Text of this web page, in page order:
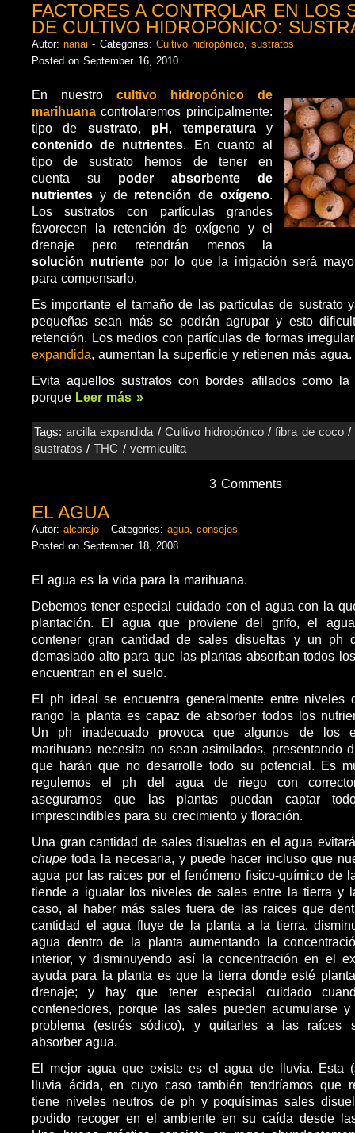
FACTORES A CONTROLAR EN LOS
DE CULTIVO HIDROPÓNICO:
Autor:nanai - Categories: Cultivo hidropónico,sustratos
Posted on September 16, 2010
En nuestro cultivo hidropónico de
marihuana controlaremos principalmente:
tipo de sustrato, pH, temperaturay
contenido de nutrientes. En cuanto al
tipo de sustrato hemos de tener en
cuenta su poder absorbente de
nutrientes y de retención de oxígeno.
Los sustratos con partículas grandes
favorecen la retención de oxígeno y el
drenaje pero retendrán menos la
solución nutrientepor lo que la irrigación será
para compensarlo.
Es importante el tamaño de las partículas de sustrato
pequeñas sean más se podrán agrupar y esto
retención. Los medios con partículas de formas
expandida, aumentan la superficie y retienen más agua.
Evita aquellos sustratos con bordes afilados como la
porque Leer más »
Tags:arcilla expandida / Cultivo hidropónico /fibra de coco/
sustratos /THC / vermiculita
3 Comments
EL AGUA
Autor:alcarajo - Categories: agua,consejos
Posted on September 18, 2008
El agua es la vida para la marihuana.
Debemos tener especial cuidado con el agua con la
plantación. El agua que proviene del grifo, el
contener gran cantidad de sales disueltas y un ph
demasiado alto para que las plantas absorban todos
encuentran en el suelo.
El ph ideal se encuentra generalmente entre
rango la planta es capaz de absorber todos los
Un ph inadecuado provoca que algunos de los
marihuana necesita no sean asimilados, presentando
que harán que no desarrolle todo su potencial. Es
regulemos el ph del agua de riego con
asegurarnos que las plantas puedan captar
imprescindibles para su crecimiento y floración.
Una gran cantidad de sales disueltas en el agua
chupe toda la necesaria, y puede hacer incluso que
agua por las raices por el fenómeno fisico-químico de
tiende a igualar los niveles de sales entre la tierra y
caso, al haber más sales fuera de las raices que
cantidad el agua fluye de la planta a la tierra,
agua dentro de la planta aumentando la
interior, y disminuyendo así la concentración en el
ayuda para la planta es que la tierra donde esté
drenaje; y hay que tener especial cuidado
contenedores, porque las sales pueden acumularse
problema (estrés sódico), y quitarles a las raíces
absorber agua.
El mejor agua que existe es el agua de lluvia. Esta
lluvia ácida, en cuyo caso también tendríamos que
tiene niveles neutros de ph y poquísimas sales
podido recoger en el ambiente en su caída desde